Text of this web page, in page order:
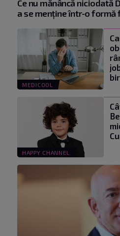
Ce nu mănâncă niciodată
a se menţine într-o formă
MEDICOOL
HAPPY CHANNEL